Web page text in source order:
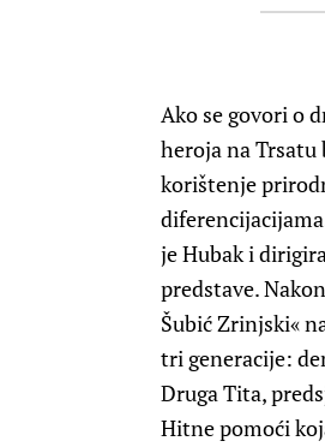
Ako se govori o
heroja na
korištenje
je Hubak i
predstave.
Šubić Zrinjski«
tri generacije:
Druga Tita,
Hitne pomoći